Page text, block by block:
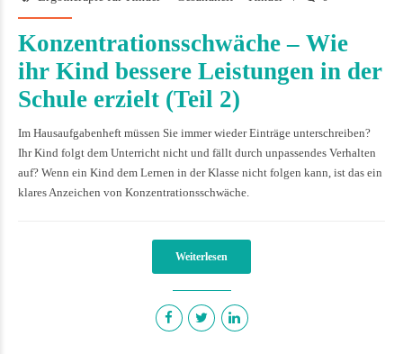
Konzentrationsschwäche – Wie
ihr Kind bessere Leistungen in der
Schule erzielt (Teil 2)
Im Hausaufgabenheft müssen Sie immer wieder Einträge unterschreiben?
Ihr Kind folgt dem Unterricht nicht und fällt durch unpassendes Verhalten
auf? Wenn ein Kind dem Lernen in der Klasse nicht folgen kann, ist das ein
klares Anzeichen von Konzentrationsschwäche.
Weiterlesen